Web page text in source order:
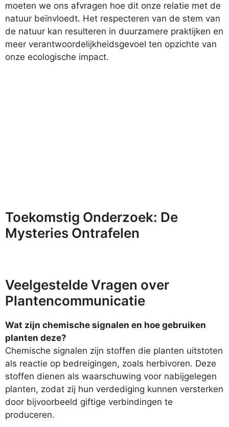
moeten we ons afvragen hoe dit onze relatie met de
natuur beïnvloedt. Het respecteren van de stem van
de natuur kan resulteren in duurzamere praktijken en
meer verantwoordelijkheidsgevoel ten opzichte van
onze ecologische impact.
Toekomstig Onderzoek: De
Mysteries Ontrafelen
Veelgestelde Vragen over
Plantencommunicatie
Wat zijn chemische signalen en hoe gebruiken
planten deze?
Chemische signalen zijn stoffen die planten uitstoten
als reactie op bedreigingen, zoals herbivoren. Deze
stoffen dienen als waarschuwing voor nabijgelegen
planten, zodat zij hun verdediging kunnen versterken
door bijvoorbeeld giftige verbindingen te
produceren.